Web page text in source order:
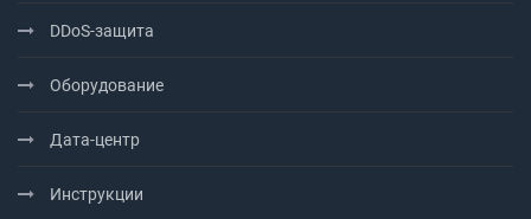
DDoS-защита
Оборудование
Дата-центр
Инструкции